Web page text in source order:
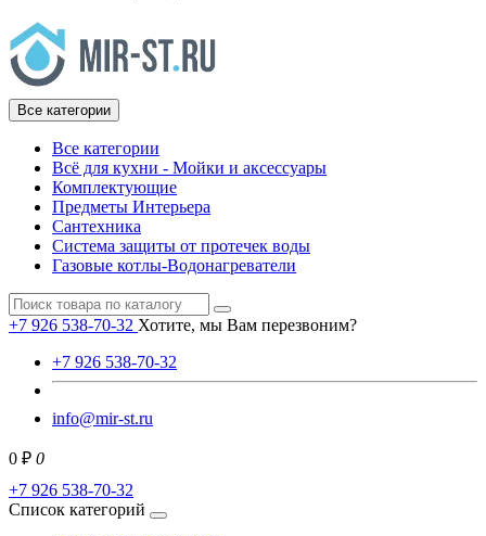
Все категории
Все категории
Всё для кухни - Мойки и аксессуары
Комплектующие
Предметы Интерьера
Сантехника
Система защиты от протечек воды
Газовые котлы-Водонагреватели
+7 926 538-70-32 Хотите, мы Вам перезвоним?
+7 926 538-70-32
info@mir-st.ru
0 ₽ 0
+7 926 538-70-32
Список категорий